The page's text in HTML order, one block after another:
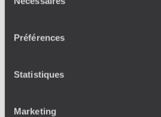
Préférences
Statistiques
Marketing